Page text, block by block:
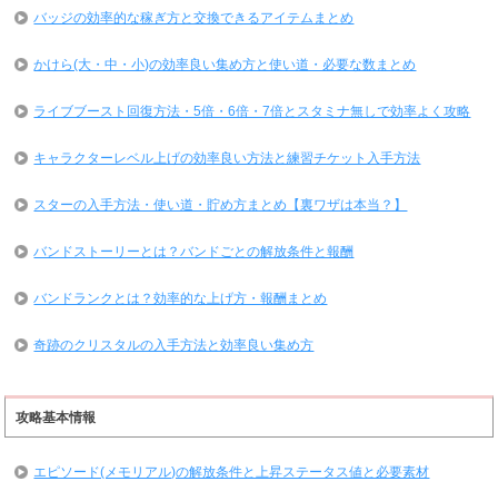
バッジの効率的な稼ぎ方と交換できるアイテムまとめ
かけら(大・中・小)の効率良い集め方と使い道・必要な数まとめ
ライブブースト回復方法・5倍・6倍・7倍とスタミナ無しで効率よく攻略
キャラクターレベル上げの効率良い方法と練習チケット入手方法
スターの入手方法・使い道・貯め方まとめ【裏ワザは本当？】
バンドストーリーとは？バンドごとの解放条件と報酬
バンドランクとは？効率的な上げ方・報酬まとめ
奇跡のクリスタルの入手方法と効率良い集め方
攻略基本情報
エピソード(メモリアル)の解放条件と上昇ステータス値と必要素材